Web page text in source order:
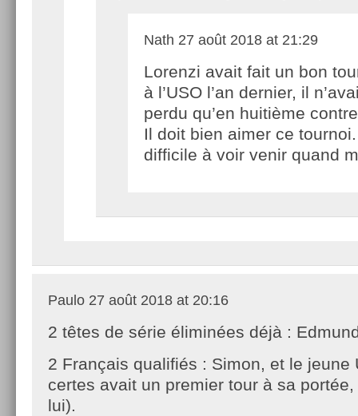
Nath 27 août 2018 at 21:29
Lorenzi avait fait un bon
à l’USO l’an dernier, il
perdu qu’en huitième
Il doit bien aimer ce
difficile à voir venir quand
Paulo 27 août 2018 at 20:16
2 têtes de série éliminées déjà :
2 Français qualifiés : Simon, et le jeune
certes avait un premier tour à sa
lui).